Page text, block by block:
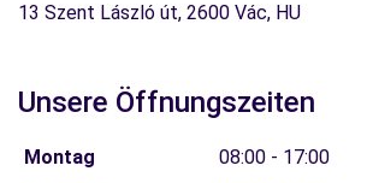
13 Szent László út, 2600 Vác, HU
Unsere Öffnungszeiten
Montag
08:00 - 17:00